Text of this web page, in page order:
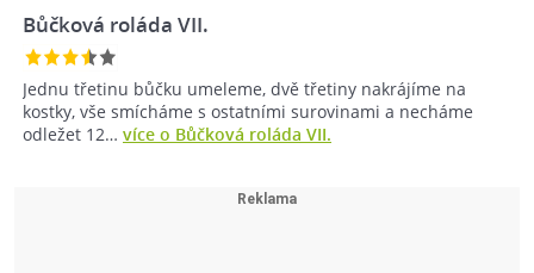
Bůčková roláda VII.
Jednu třetinu bůčku umeleme, dvě třetiny nakrájíme na
kostky, vše smícháme s ostatními surovinami a necháme
odležet 12… více o Bůčková roláda VII.